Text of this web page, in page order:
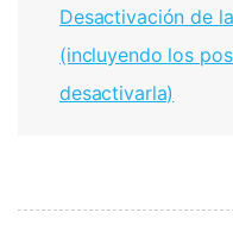
Desactivación de
(incluyendo los
desactivarla)